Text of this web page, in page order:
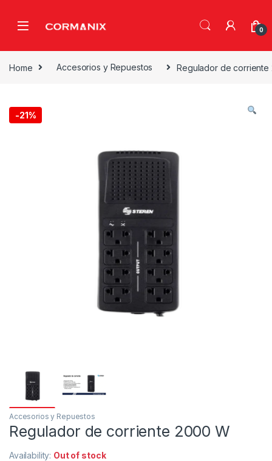
0
Home Accesorios y Repuestos Regulador de corriente
-21%
Accesorios y Repuestos
Regulador de corriente 2000 W
Availability: Out of stock